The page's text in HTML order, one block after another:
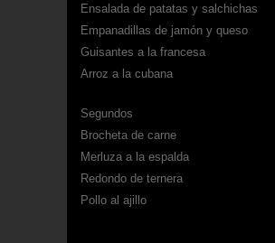
Ensalada de patatas y salchichas
Empanadillas de jamón y queso
Guisantes a la francesa
Arroz a la cubana
Segundos
Brocheta de carne
Merluza a la espalda
Redondo de ternera
Pollo al ajillo